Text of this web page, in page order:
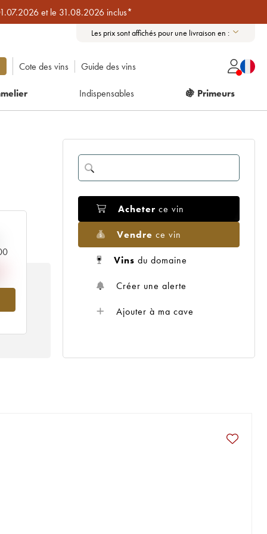
et le 31.08.2026 inclus*
Les prix sont affichés pour une livraison en :
Cote des vins Guide des vins
Indispensables 🍇 Primeurs
Acheter ce vin
Vendre ce vin
Vins du domaine
Créer une alerte
Ajouter à ma cave